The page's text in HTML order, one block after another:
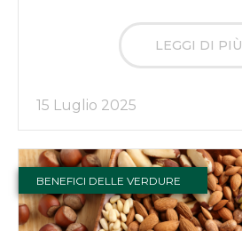
LEGGI DI PIÙ
15 Luglio 2025
BENEFICI DELLE VERDURE